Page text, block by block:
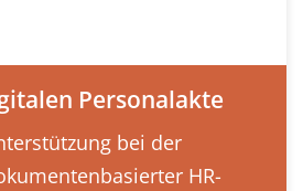
Personalakte
bei der
HR-